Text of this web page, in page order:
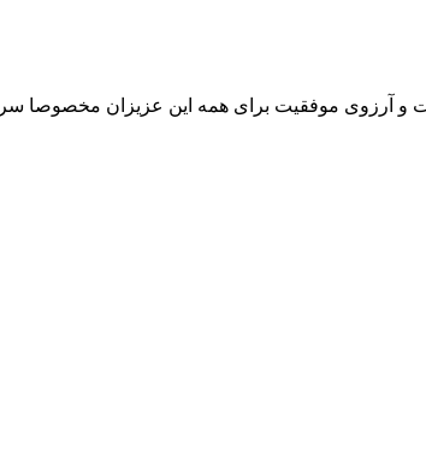
و آرزوی موفقیت برای همه این عزیزان مخصوصا